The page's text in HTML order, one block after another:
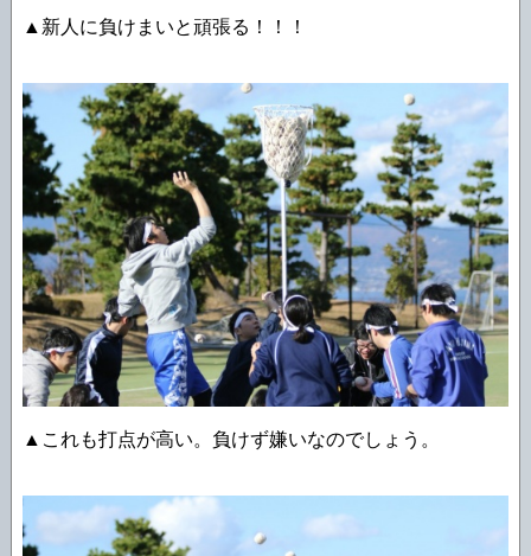
▲新人に負けまいと頑張る！！！
▲これも打点が高い。負けず嫌いなのでしょう。